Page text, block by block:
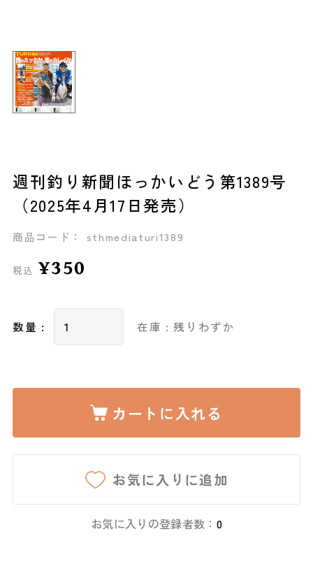
週刊釣り新聞ほっかいどう第1389号
（2025年4月17日発売）
商品コード： sthmediaturi1389
税込 ¥350
数量 : 在庫 : 残りわずか
カートに入れる
お気に入りに追加
お気に入りの登録者数： 0